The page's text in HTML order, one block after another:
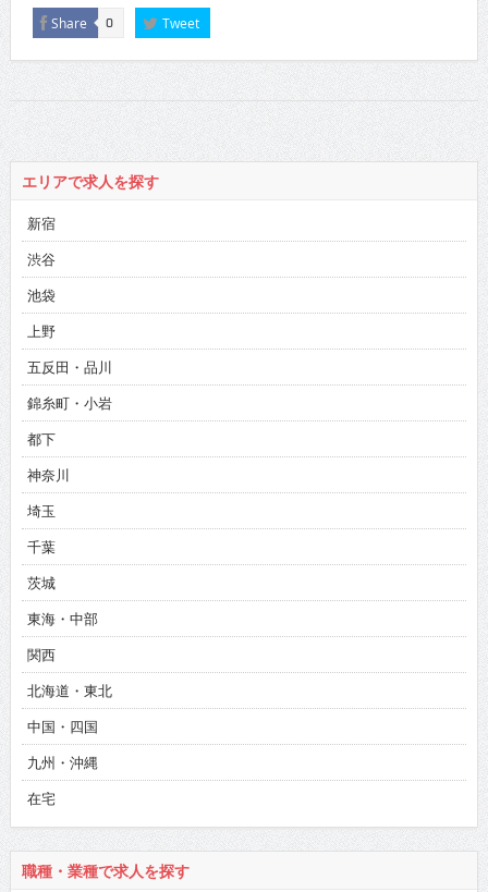
Share 0 Tweet
エリアで求人を探す
新宿
渋谷
池袋
上野
五反田・品川
錦糸町・小岩
都下
神奈川
埼玉
千葉
茨城
東海・中部
関西
北海道・東北
中国・四国
九州・沖縄
在宅
職種・業種で求人を探す